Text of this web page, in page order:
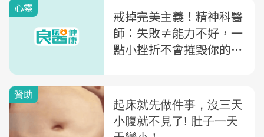
心靈
戒掉完美主義！精神科醫
師：失敗≠能力不好，一
點小挫折不會摧毀你的人